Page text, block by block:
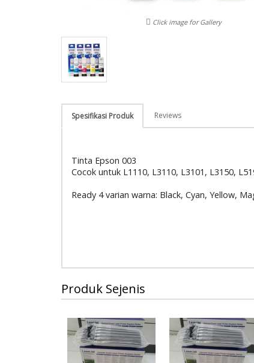
Click image for Gallery
Spesifikasi Produk Reviews
Tinta Epson 003
Cocok untuk L1110, L3110, L3101, L3150,
Ready 4 varian warna: Black, Cyan, Yellow,
Produk Sejenis